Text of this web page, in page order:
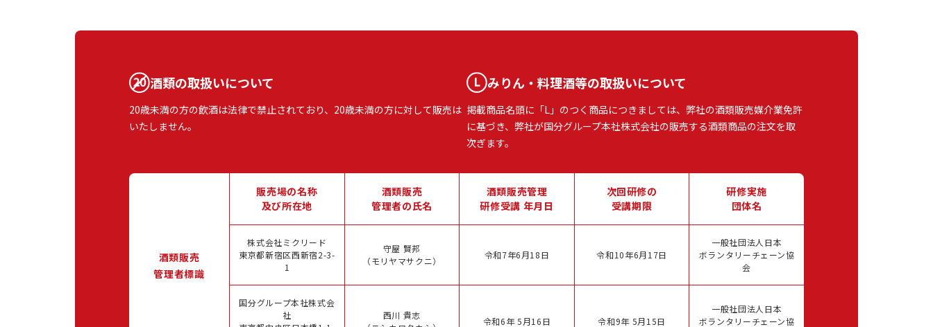
酒類の取扱いについて
20歳未満の方の飲酒は法律で禁止されており、20歳未満の方に対して販売は
いたしません。
みりん・料理酒等の取扱いについて
掲載商品名頭に「L」のつく商品につきましては、弊社の酒類販売媒介業免許
に基づき、弊社が国分グループ本社株式会社の販売する酒類商品の注文を取
次ぎます。
酒類販売
管理者標識
販売場の名称
及び所在地
酒類販売
管理者の氏名
酒類販売管理
研修受講 年月日
次回研修の
受講期限
研修実施
団体名
株式会社ミクリード
東京都新宿区西新宿2-3-
1
守屋 賢邦
（モリヤマサクニ）
令和7年6月18日 令和10年6月17日
一般社団法人日本
ボランタリーチェーン協
会
国分グループ本社株式会
社
西川 貴志
令和6年 5月16日 令和9年 5月15日
一般社団法人日本
ボランタリーチェーン協